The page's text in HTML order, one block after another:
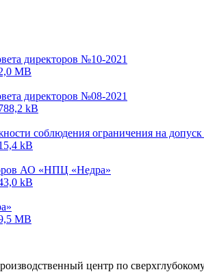
директоров №10-2021
MB
директоров №08-2021
kB
соблюдения ограничения на
kB
АО «НПЦ «Недра»
kB
MB
центр по